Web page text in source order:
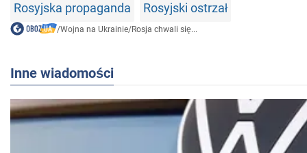
Rosyjska propaganda Rosyjski ostrzał
/Wojna na Ukrainie/Rosja chwali się...
Inne wiadomości